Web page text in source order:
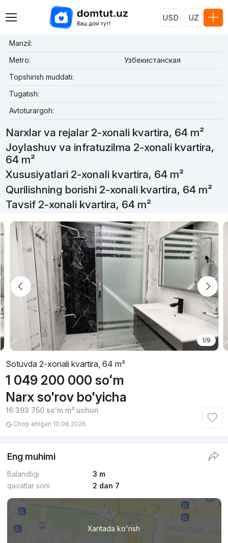
USD UZ
Manzil:
Metro:
Узбекистанская
Topshirish muddati:
Tugatish:
Avtoturargoh:
Narxlar va rejalar 2-xonali kvartira, 64 m²
Joylashuv va infratuzilma 2-xonali kvartira,
64 m²
Xususiyatlari 2-xonali kvartira, 64 m²
Qurilishning borishi 2-xonali kvartira, 64 m²
Tavsif 2-xonali kvartira, 64 m²
1/9
Sotuvda 2-xonali kvartira, 64 m²
1 049 200 000 soʻm
Narx so'rov bo'yicha
16 393 750 soʻmm² uchun
Chop etilgan 10.06.2026
Eng muhimi
Balandligi
3 m
qavatlar soni
2 dan 7
Xaritada ko'rish